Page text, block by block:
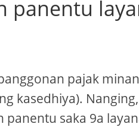
panentu
pajak
kasedhiya).
saka 9a